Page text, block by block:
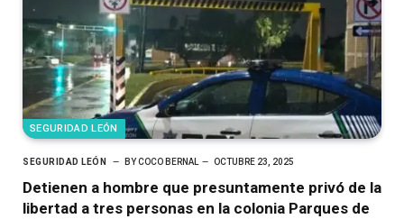
SEGURIDAD LEÓN
SEGURIDAD LEÓN BYCOCO BERNAL OCTUBRE 23, 2025
Detienen a hombre que presuntamente privó de la
libertad a tres personas en la colonia Parques de